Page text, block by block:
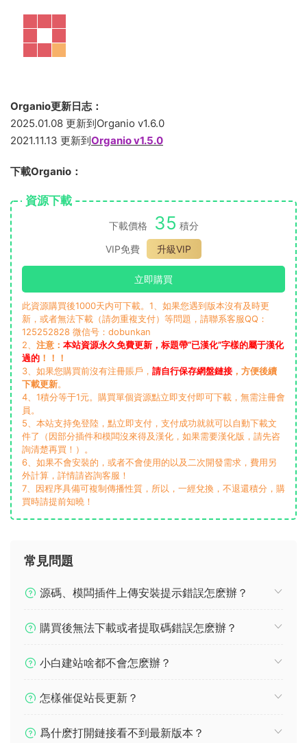
Organio更新日志：
2025.01.08 更新到Organio v1.6.0
2021.11.13 更新到Organio v1.5.0
下載Organio：
資源下載
下載價格 35 積分
VIP免費
升級VIP
立即購買
此資源購買後1000天内可下載。1、如果您遇到版本沒有及時更
新，或者無法下載（請勿重複支付）等問題，請聯系客服QQ：
125252828 微信号：dobunkan
2、 注意： 本站資源永久免費更新，标題帶“已漢化”字樣的屬于漢化
過的 ！！！
3、如果您購買前沒有注冊賬戶， 請自行保存網盤鏈接 ，方便後續
下載更新。
4、1積分等于1元。購買單個資源點立即支付即可下載，無需注冊會
員。
5、本站支持免登陸，點立即支付，支付成功就就可以自動下載文
件了（因部分插件和模闆沒來得及漢化，如果需要漢化版，請先咨
詢清楚再買！）。
6、如果不會安裝的，或者不會使用的以及二次開發需求，費用另
外計算，詳情請咨詢客服！
7、因程序具備可複制傳播性質，所以，一經兌換，不退還積分，購
買時請提前知曉！
常見問題
源碼、模闆插件上傳安裝提示錯誤怎麽辦？
購買後無法下載或者提取碼錯誤怎麽辦？
小白建站啥都不會怎麽辦？
怎樣催促站長更新？
爲什麽打開鏈接看不到最新版本？